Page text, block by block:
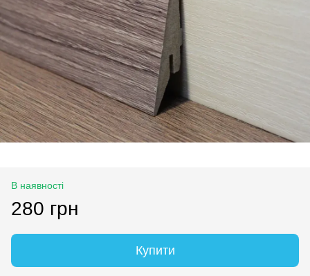
В наявності
280 грн
Купити